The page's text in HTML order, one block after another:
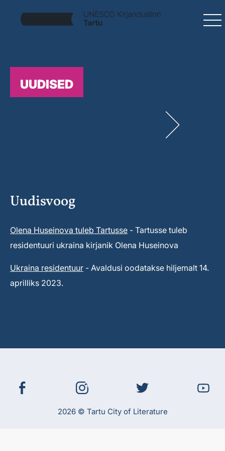
UUDISED
Uudisvoog
Olena Huseinova tuleb Tartusse - Tartusse tuleb
residentuuri ukraina kirjanik Olena Huseinova
Ukraina residentuur - Avaldusi oodatakse hiljemalt 14.
aprilliks 2023.
2026 © Tartu City of Literature